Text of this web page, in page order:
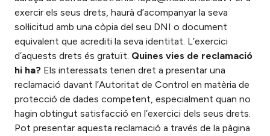
exercir els seus drets, haurà d’acompanyar la seva
sol·licitud amb una còpia del seu DNI o document
equivalent que acrediti la seva identitat. L’exercici
d’aquests drets és gratuït. Quines vies de reclamació
hi ha? Els interessats tenen dret a presentar una
reclamació davant l’Autoritat de Control en matèria de
protecció de dades competent, especialment quan no
hagin obtingut satisfacció en l’exercici dels seus drets.
Pot presentar aquesta reclamació a través de la pàgina